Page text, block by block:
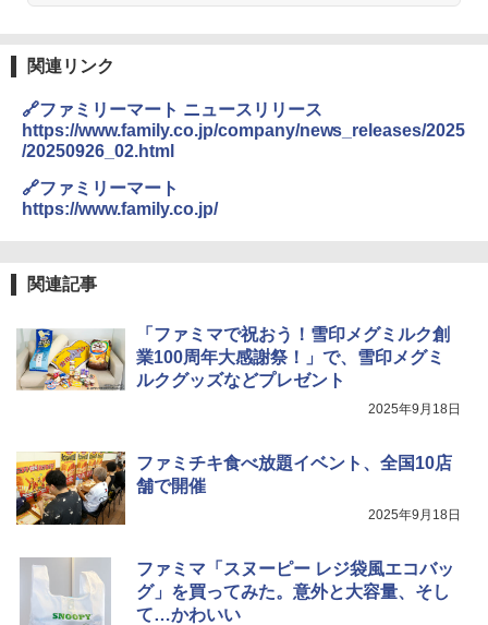
関連リンク
🔗ファミリーマート ニュースリリース
https://www.family.co.jp/company/news_releases/2025
/20250926_02.html
🔗ファミリーマート
https://www.family.co.jp/
関連記事
「ファミマで祝おう！雪印メグミルク創
業100周年大感謝祭！」で、雪印メグミ
ルクグッズなどプレゼント
2025年9月18日
ファミチキ食べ放題イベント、全国10店
舗で開催
2025年9月18日
ファミマ「スヌーピー レジ袋風エコバッ
グ」を買ってみた。意外と大容量、そし
て…かわいい